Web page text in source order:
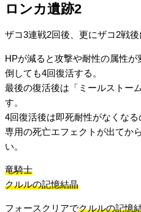
ロンカ遺跡2
ザコ3連戦2回後、更にザコ2戦後
HPが減ると攻撃や耐性の属性が
倒しても4回復活する。
最後の復活後は「ミールストー
す。
4回復活後は即死耐性がなくなる
専用の死亡エフェクトが出てか
い。
竜騎士
クルルの記憶結晶
フォースクリアでクルルの記憶